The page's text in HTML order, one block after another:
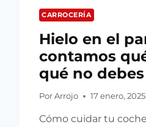
CARROCERÍA
Hielo en el
contamos
qué no
Por Arrojo 17 enero, 2025
Cómo cuidar tu